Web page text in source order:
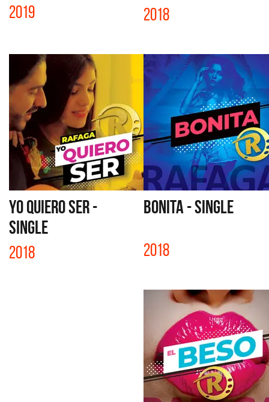
2019 2018
YO QUIERO SER -
SINGLE
2018
BONITA - SINGLE
2018